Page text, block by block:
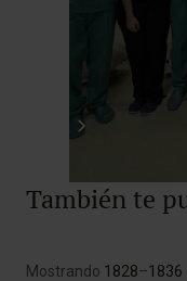
También te
Mostrando 1828–1836